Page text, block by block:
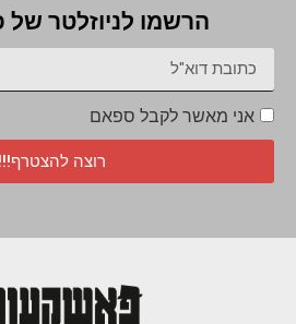
הרשמו לניוזלטר של
אני מאשר לקבל ספאם
רוצה להצטרף!!!